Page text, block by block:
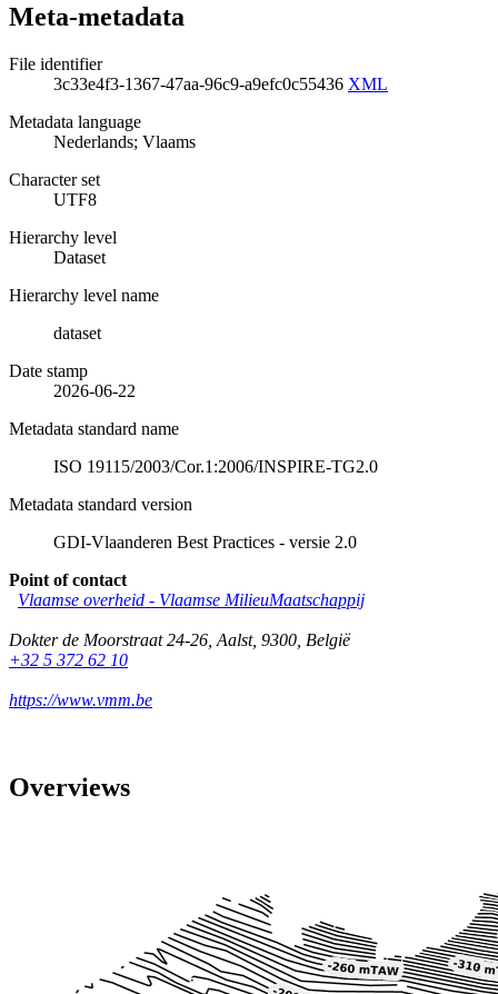
Meta-metadata
File identifier
3c33e4f3-1367-47aa-96c9-a9efc0c55436 XML
Metadata language
Nederlands; Vlaams
Character set
UTF8
Hierarchy level
Dataset
Hierarchy level name
dataset
Date stamp
2026-06-22
Metadata standard name
ISO 19115/2003/Cor.1:2006/INSPIRE-TG2.0
Metadata standard version
GDI-Vlaanderen Best Practices - versie 2.0
Point of contact
Vlaamse overheid - Vlaamse MilieuMaatschappij
Dokter de Moorstraat 24-26 Aalst, 9300 België
+32 5 372 62 10
https://www.vmm.be
Overviews